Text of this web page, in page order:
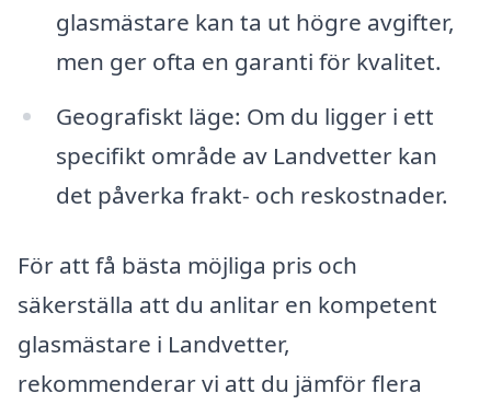
glasmästare kan ta ut högre avgifter,
men ger ofta en garanti för kvalitet.
Geografiskt läge: Om du ligger i ett
specifikt område av Landvetter kan
det påverka frakt- och reskostnader.
För att få bästa möjliga pris och
säkerställa att du anlitar en kompetent
glasmästare i Landvetter,
rekommenderar vi att du jämför flera